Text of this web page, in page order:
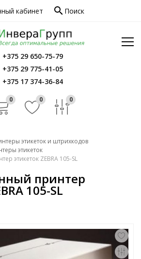
кабинет search Поиск
Главная
Каталог
Услуги
Сервис
Инфо
Контакты
+375 29 650-75-79
+375 29 775-41-05
+375 17 374-36-84
0 0 0
этикеток и штрихкодов
этикеток
этикеток ZEBRA 105-SL
принтер
105-SL
Услуги
Сервис
Инфо
Контакты